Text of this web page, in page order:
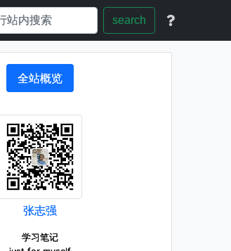
search
全站概览
张志强
学习笔记